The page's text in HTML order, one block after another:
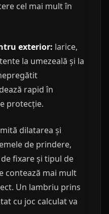
cel mai mult în
exterior: larice,
la umezeală și la
rapid în
protecție.
dilatarea și
de prindere,
fixare și tipul de
contează mai mult
Un lambriu prins
cu joc calculat va